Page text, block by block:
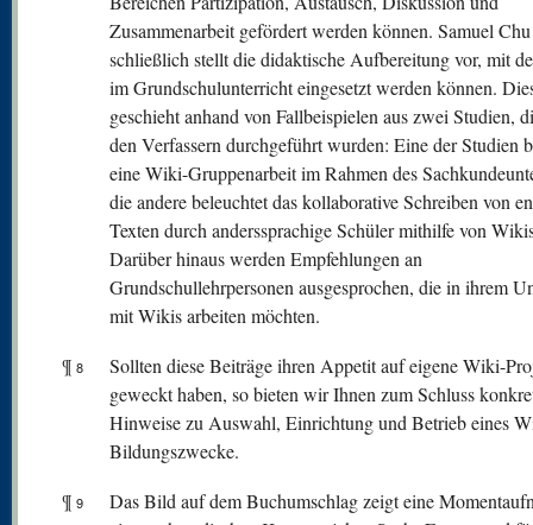
Zusammenarbeit gefördert werden können. Samuel Chu
schließlich stellt die didaktische Aufbereitung vor, mit
im Grundschulunterricht eingesetzt werden können.
geschieht anhand von Fallbeispielen aus zwei Studien,
den Verfassern durchgeführt wurden: Eine der Studien
eine Wiki-Gruppenarbeit im Rahmen des
die andere beleuchtet das kollaborative Schreiben von
Texten durch anderssprachige Schüler mithilfe von
Darüber hinaus werden Empfehlungen an
Grundschullehrpersonen ausgesprochen, die in ihrem
mit Wikis arbeiten möchten.
¶ 8
Sollten diese Beiträge ihren Appetit auf eigene Wiki-
geweckt haben, so bieten wir Ihnen zum Schluss
Hinweise zu Auswahl, Einrichtung und Betrieb eines
Bildungszwecke.
¶ 9
Das Bild auf dem Buchumschlag zeigt eine